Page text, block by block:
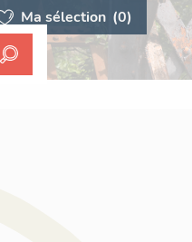
Ma sélection (0)